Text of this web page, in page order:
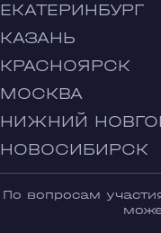
ЕКАТЕРИНБУРГ
КАЗАНЬ
КРАСНОЯРСК
МОСКВА
НИЖНИЙ
НОВОСИБИРСК
По вопросам